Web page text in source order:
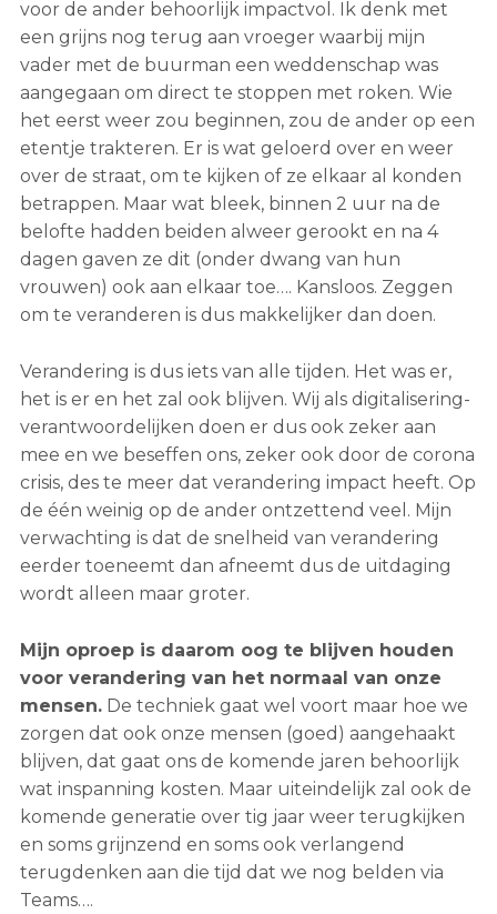
voor de ander behoorlijk impactvol. Ik denk met
een grijns nog terug aan vroeger waarbij mijn
vader met de buurman een weddenschap was
aangegaan om direct te stoppen met roken. Wie
het eerst weer zou beginnen, zou de ander op een
etentje trakteren. Er is wat geloerd over en weer
over de straat, om te kijken of ze elkaar al konden
betrappen. Maar wat bleek, binnen 2 uur na de
belofte hadden beiden alweer gerookt en na 4
dagen gaven ze dit (onder dwang van hun
vrouwen) ook aan elkaar toe…. Kansloos. Zeggen
om te veranderen is dus makkelijker dan doen.
Verandering is dus iets van alle tijden. Het was er,
het is er en het zal ook blijven. Wij als digitalisering-
verantwoordelijken doen er dus ook zeker aan
mee en we beseffen ons, zeker ook door de corona
crisis, des te meer dat verandering impact heeft. Op
de één weinig op de ander ontzettend veel. Mijn
verwachting is dat de snelheid van verandering
eerder toeneemt dan afneemt dus de uitdaging
wordt alleen maar groter.
Mijn oproep is daarom oog te blijven houden
voor verandering van het normaal van onze
mensen.De techniek gaat wel voort maar hoe we
zorgen dat ook onze mensen (goed) aangehaakt
blijven, dat gaat ons de komende jaren behoorlijk
wat inspanning kosten. Maar uiteindelijk zal ook de
komende generatie over tig jaar weer terugkijken
en soms grijnzend en soms ook verlangend
terugdenken aan die tijd dat we nog belden via
Teams….